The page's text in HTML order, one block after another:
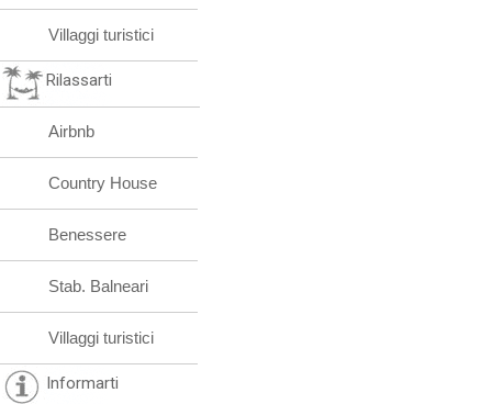
Villaggi turistici
Rilassarti
Airbnb
Country House
Benessere
Stab. Balneari
Villaggi turistici
Informarti